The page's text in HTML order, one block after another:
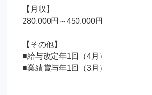
【月収】
280,000円～450,000円
【その他】
■給与改定年1回（4月）
■業績賞与年1回（3月）